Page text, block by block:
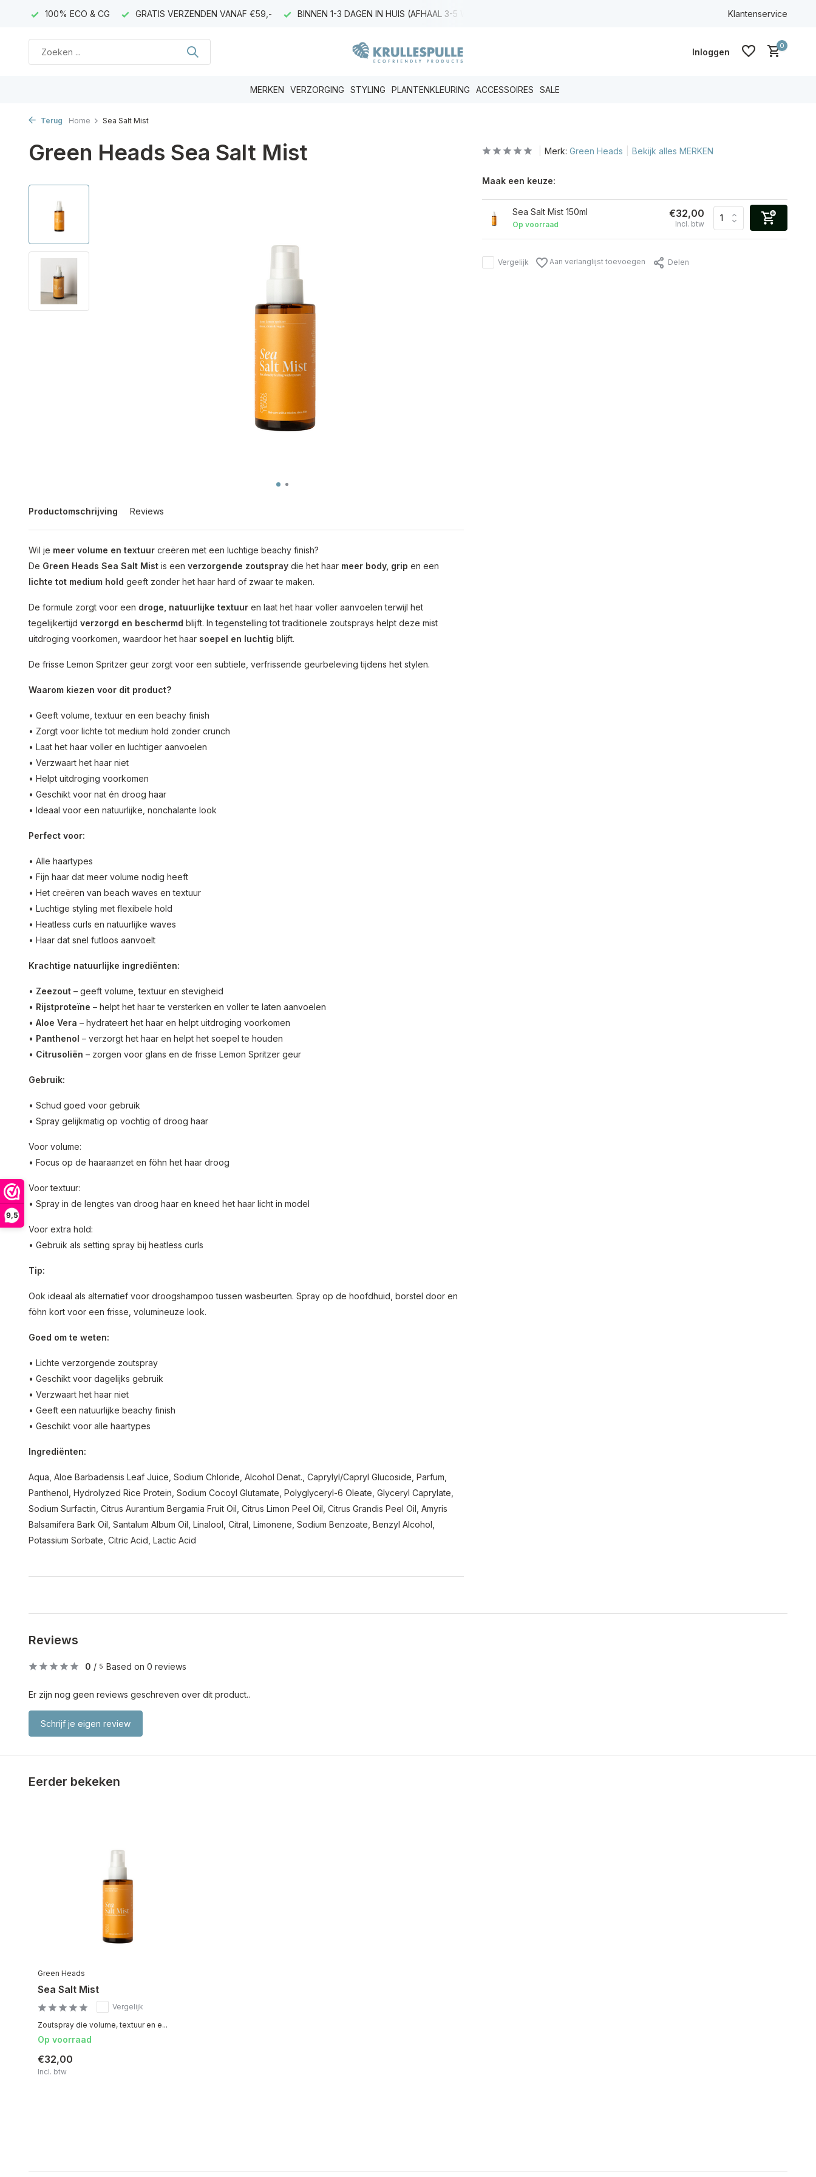
9,5
100% ECO & CG GRATIS VERZENDEN VANAF €59,- BINNEN 1-3 DAGEN IN HUIS (AFHAAL 3-5 WERKDAGEN) Klantenservice
Inloggen
0
MERKEN VERZORGING STYLING PLANTENKLEURING ACCESSOIRES SALE
Terug Home Sea Salt Mist
Green Heads Sea Salt Mist
Productomschrijving Reviews
Wil je meer volume en textuur creëren met een luchtige beachy finish?
De Green Heads Sea Salt Mist is een verzorgende zoutspray die het haar meer body, grip en een
lichte tot medium hold geeft zonder het haar hard of zwaar te maken.
De formule zorgt voor een droge, natuurlijke textuur en laat het haar voller aanvoelen terwijl het
tegelijkertijd verzorgd en beschermd blijft. In tegenstelling tot traditionele zoutsprays helpt deze mist
uitdroging voorkomen, waardoor het haar soepel en luchtig blijft.
De frisse Lemon Spritzer geur zorgt voor een subtiele, verfrissende geurbeleving tijdens het stylen.
Waarom kiezen voor dit product?
• Geeft volume, textuur en een beachy finish
• Zorgt voor lichte tot medium hold zonder crunch
• Laat het haar voller en luchtiger aanvoelen
• Verzwaart het haar niet
• Helpt uitdroging voorkomen
• Geschikt voor nat én droog haar
• Ideaal voor een natuurlijke, nonchalante look
Perfect voor:
• Alle haartypes
• Fijn haar dat meer volume nodig heeft
• Het creëren van beach waves en textuur
• Luchtige styling met flexibele hold
• Heatless curls en natuurlijke waves
• Haar dat snel futloos aanvoelt
Krachtige natuurlijke ingrediënten:
• Zeezout – geeft volume, textuur en stevigheid
• Rijstproteïne – helpt het haar te versterken en voller te laten aanvoelen
• Aloe Vera – hydrateert het haar en helpt uitdroging voorkomen
• Panthenol – verzorgt het haar en helpt het soepel te houden
• Citrusoliën – zorgen voor glans en de frisse Lemon Spritzer geur
Gebruik:
• Schud goed voor gebruik
• Spray gelijkmatig op vochtig of droog haar
Voor volume:
• Focus op de haaraanzet en föhn het haar droog
Voor textuur:
• Spray in de lengtes van droog haar en kneed het haar licht in model
Voor extra hold:
• Gebruik als setting spray bij heatless curls
Tip:
Ook ideaal als alternatief voor droogshampoo tussen wasbeurten. Spray op de hoofdhuid, borstel door en
föhn kort voor een frisse, volumineuze look.
Goed om te weten:
• Lichte verzorgende zoutspray
• Geschikt voor dagelijks gebruik
• Verzwaart het haar niet
• Geeft een natuurlijke beachy finish
• Geschikt voor alle haartypes
Ingrediënten:
Aqua, Aloe Barbadensis Leaf Juice, Sodium Chloride, Alcohol Denat., Caprylyl/Capryl Glucoside, Parfum,
Panthenol, Hydrolyzed Rice Protein, Sodium Cocoyl Glutamate, Polyglyceryl-6 Oleate, Glyceryl Caprylate,
Sodium Surfactin, Citrus Aurantium Bergamia Fruit Oil, Citrus Limon Peel Oil, Citrus Grandis Peel Oil, Amyris
Balsamifera Bark Oil, Santalum Album Oil, Linalool, Citral, Limonene, Sodium Benzoate, Benzyl Alcohol,
Potassium Sorbate, Citric Acid, Lactic Acid
Merk: Green Heads Bekijk alles MERKEN
Maak een keuze:
Sea Salt Mist 150ml
Op voorraad
€32,00
Incl. btw
Vergelijk Aan verlanglijst toevoegen Delen
Reviews
0 / 5 Based on 0 reviews
Er zijn nog geen reviews geschreven over dit product..
Schrijf je eigen review
Eerder bekeken
Green Heads
Sea Salt Mist
Vergelijk
Zoutspray die volume, textuur en e...
Op voorraad
€32,00
Incl. btw